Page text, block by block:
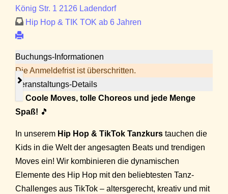
König Str. 1 2126 Ladendorf
Hip Hop & TIK TOK ab 6 Jahren
Buchungs-Informationen
Die Anmeldefrist ist überschritten.
Veranstaltungs-Details
Coole Moves, tolle Choreos und jede Menge
Spaß! 🎵
In unserem Hip Hop & TikTok Tanzkurs tauchen die
Kids in die Welt der angesagten Beats und trendigen
Moves ein! Wir kombinieren die dynamischen
Elemente des Hip Hop mit den beliebtesten Tanz-
Challenges aus TikTok – altersgerecht, kreativ und mit